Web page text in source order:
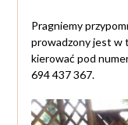
Pragniemy
prowadzony jest w
kierować pod
694 437 367.